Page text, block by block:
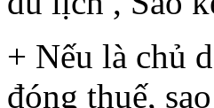
+ Nếu là chủ
đóng thuế,